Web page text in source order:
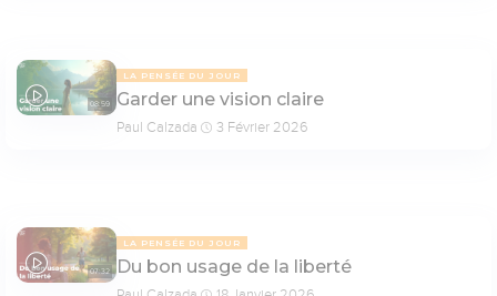
08:59
LA PENSÉE DU JOUR
Garder une vision claire
Paul Calzada 3 Février 2026
07:32
LA PENSÉE DU JOUR
Du bon usage de la liberté